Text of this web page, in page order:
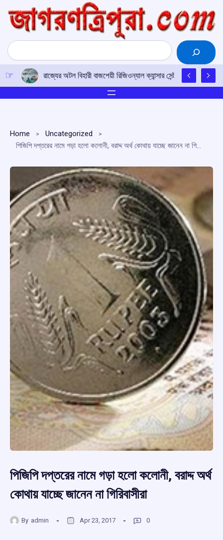
content
Search
রাজ্যের অটল বিহারী বাজপেয়ী রিজিওন্যাল ক্যান্সার সেন্টারে উত্তর-
Home
Uncategorized
পিজিপি দপ্তরের নামে গড়া হলো কলোনী, বরাদ্দ অর্থ কোথায় যাচ্ছে জানেন না গিরিবাসীরা
পিজিপি দপ্তরের নামে গড়া হলো কলোনী, বরাদ্দ অর্থ
কোথায় যাচ্ছে জানেন না গিরিবাসীরা
By admin Apr 23, 2017 0